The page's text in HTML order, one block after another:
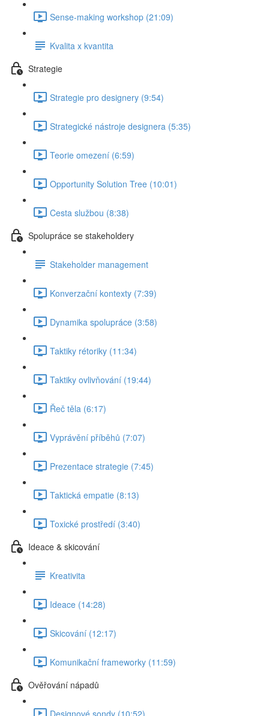
Sense-making workshop (21:09)
Kvalita x kvantita
Strategie
Strategie pro designery (9:54)
Strategické nástroje designera (5:35)
Teorie omezení (6:59)
Opportunity Solution Tree (10:01)
Cesta službou (8:38)
Spolupráce se stakeholdery
Stakeholder management
Konverzační kontexty (7:39)
Dynamika spolupráce (3:58)
Taktiky rétoriky (11:34)
Taktiky ovlivňování (19:44)
Řeč těla (6:17)
Vyprávění příběhů (7:07)
Prezentace strategie (7:45)
Taktická empatie (8:13)
Toxické prostředí (3:40)
Ideace & skicování
Kreativita
Ideace (14:28)
Skicování (12:17)
Komunikační frameworky (11:59)
Ověřování nápadů
Designové sondy (10:52)